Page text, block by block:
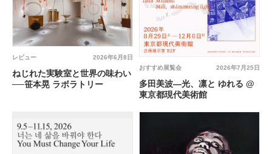
2026年6月8日
レビュー
ねじれた実験室と世界の味わい
──笹本晃 ラボラトリー
2026年7月25日
おすすめ展覧会
多田美波―光、凛と ゆれる @
東京都現代美術館